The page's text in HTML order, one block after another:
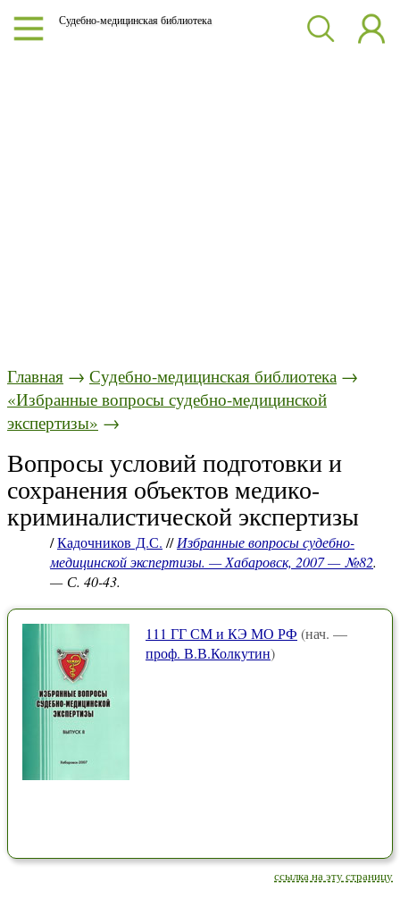
Судебно-медицинская библиотека
Главная → Судебно-медицинская библиотека →
«Избранные вопросы судебно-медицинской
экспертизы» →
Вопросы условий подготовки и
сохранения объектов медико-
криминалистической экспертизы
/Кадочников Д.С. //Избранные вопросы судебно-
медицинской экспертизы. — Хабаровск, 2007 — №82.
— С. 40-43.
111 ГГ СМ и КЭ МО РФ (нач. —
проф. В.В.Колкутин)
ссылка на эту страницу